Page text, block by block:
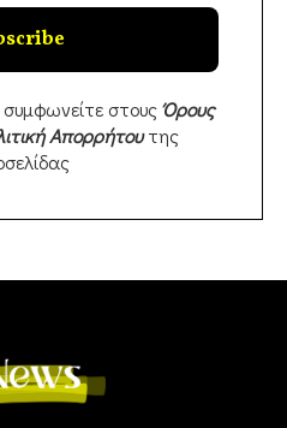
στουςΌρους
Απορρήτουτης